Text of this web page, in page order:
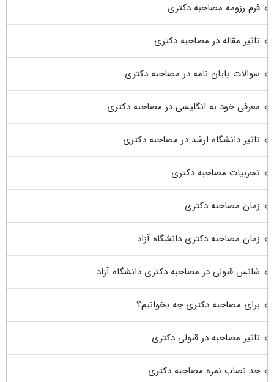
فرم رزومه مصاحبه دکتری
تاثیر مقاله در مصاحبه دکتری
سوالات پایان نامه در مصاحبه دکتری
معرفی خود به انگلیسی در مصاحبه دکتری
تاثیر دانشگاه ارشد در مصاحبه دکتری
تجربیات مصاحبه دکتری
زمان مصاحبه دکتری
زمان مصاحبه دکتری دانشگاه آزاد
شانس قبولی در مصاحبه دکتری دانشگاه آزاد
برای مصاحبه دکتری چه بخوانیم؟
تاثیر مصاحبه در قبولی دکتری
حد نصاب نمره مصاحبه دکتری